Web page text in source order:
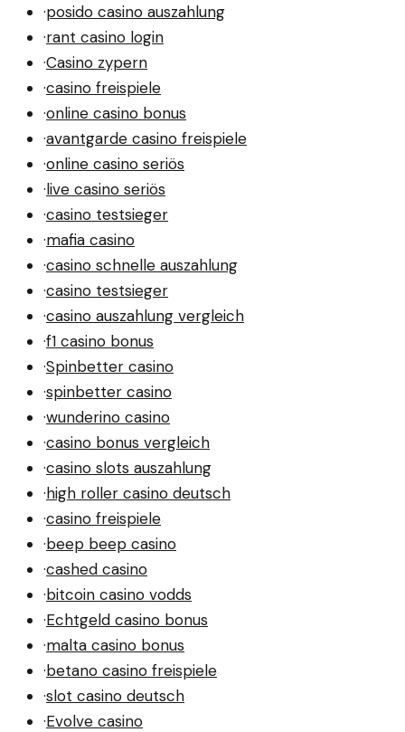
·posido casino auszahlung
·rant casino login
·Casino zypern
·casino freispiele
·online casino bonus
·avantgarde casino freispiele
·online casino seriös
·live casino seriös
·casino testsieger
·mafia casino
·casino schnelle auszahlung
·casino testsieger
·casino auszahlung vergleich
·f1 casino bonus
·Spinbetter casino
·spinbetter casino
·wunderino casino
·casino bonus vergleich
·casino slots auszahlung
·high roller casino deutsch
·casino freispiele
·beep beep casino
·cashed casino
·bitcoin casino vodds
·Echtgeld casino bonus
·malta casino bonus
·betano casino freispiele
·slot casino deutsch
·Evolve casino